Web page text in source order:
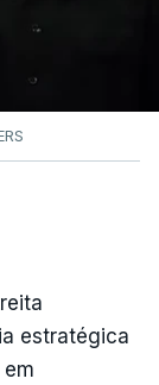
estratégica